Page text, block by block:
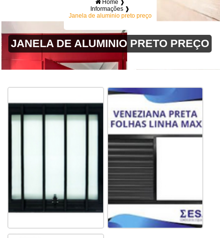
JANELA DE ALUMINIO PRETO PREÇO
Home ❱
Informações ❱
Janela de aluminio preto preço